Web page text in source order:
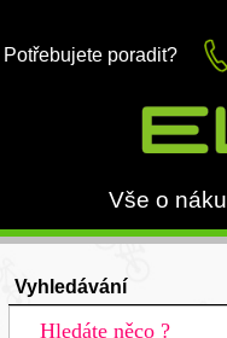
Potřebujete poradit?
Vše o
Vyhledávání